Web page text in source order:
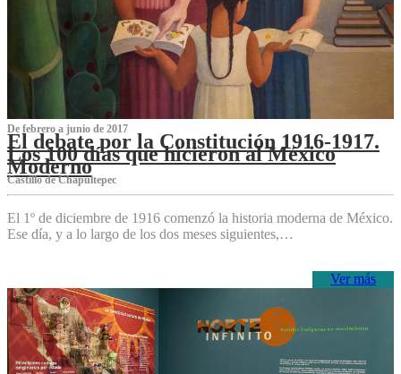
De febrero a junio de 2017
El debate por la Constitución 1916-1917.
Los 100 días que hicieron al México
Moderno
Castillo de Chapultepec
El 1º de diciembre de 1916 comenzó la historia moderna de México.
Ese día, y a lo largo de los dos meses siguientes,…
Ver más